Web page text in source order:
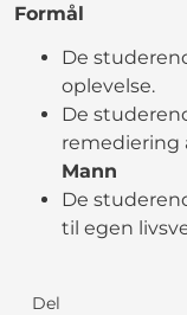
Formål
De
oplevelse.
De
remediering
Mann
De
til egen
Del